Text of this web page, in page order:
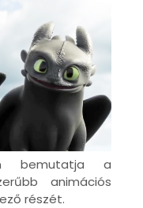
bemutatja a
animációs
részét.